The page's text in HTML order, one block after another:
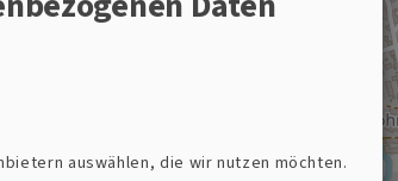
in Tirschenreuth
auswählen, die wir nutzen möchten.